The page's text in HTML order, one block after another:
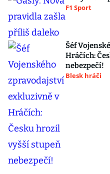
F1 Sport
Šéf
Hráčích:
nebezpečí!
Blesk hráči